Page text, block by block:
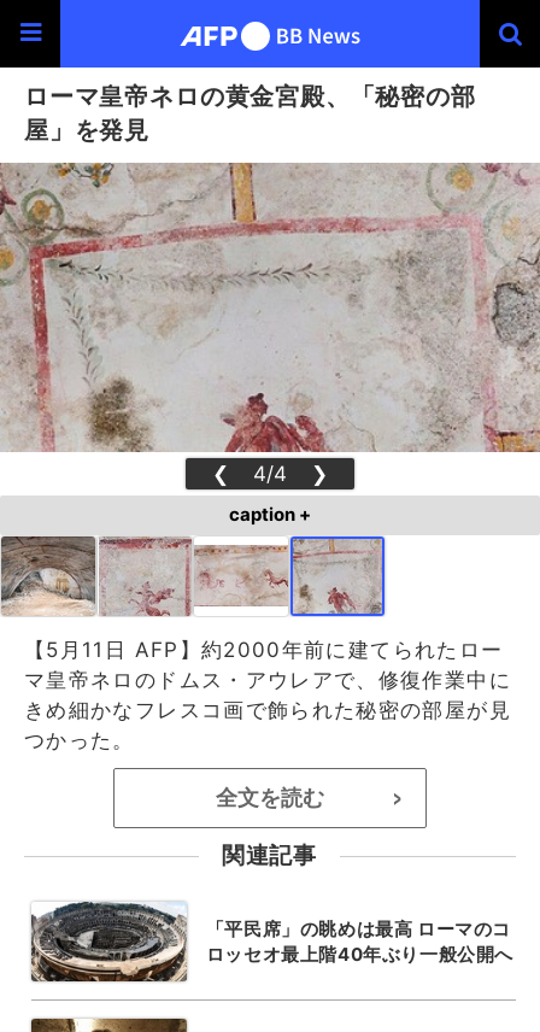
ローマ皇帝ネロの黄金宮殿、「秘密の部
屋」を発見
❮ 4/4 ❯
caption +
【5月11日 AFP】約2000年前に建てられたロー
マ皇帝ネロのドムス・アウレアで、修復作業中に
きめ細かなフレスコ画で飾られた秘密の部屋が見
つかった。
全文を読む >
関連記事
「平民席」の眺めは最高 ローマのコ
ロッセオ最上階40年ぶり一般公開へ